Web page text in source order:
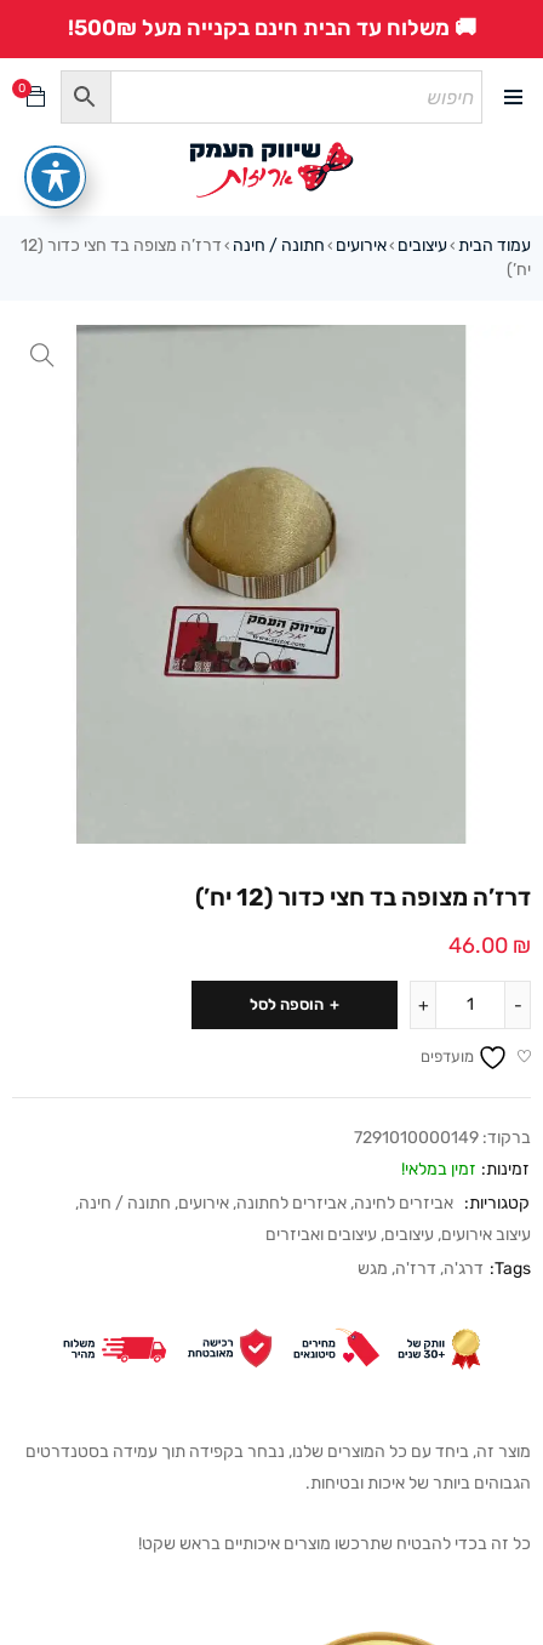
🚚 משלוח עד הבית חינם בקנייה מעל 500₪!
0
עמוד הבית ›עיצובים ›אירועים › חתונה / חינה ›
דרז’ה מצופה בד חצי כדור (12
יח’)
דרז’ה מצופה בד חצי כדור (12 יח’)
46.00 ₪
הוספה לסל
מועדפים
ברקוד: 7291010000149
זמינות: זמין במלאי!
קטגוריות: אביזרים לחינה, אביזרים לחתונה, אירועים, חתונה / חינה,
עיצוב אירועים, עיצובים, עיצובים ואביזרים
Tags: דרג'ה, דרז'ה, מגש
מוצר זה, ביחד עם כל המוצרים שלנו, נבחר בקפידה תוך עמידה בסטנדרטים
הגבוהים ביותר של איכות ובטיחות.
כל זה בכדי להבטיח שתרכשו מוצרים איכותיים בראש שקט!